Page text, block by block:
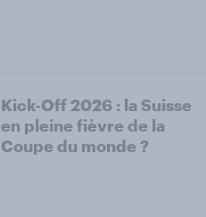
Kick-Off 2026 : la Suisse
en pleine fièvre de la
Coupe du monde ?